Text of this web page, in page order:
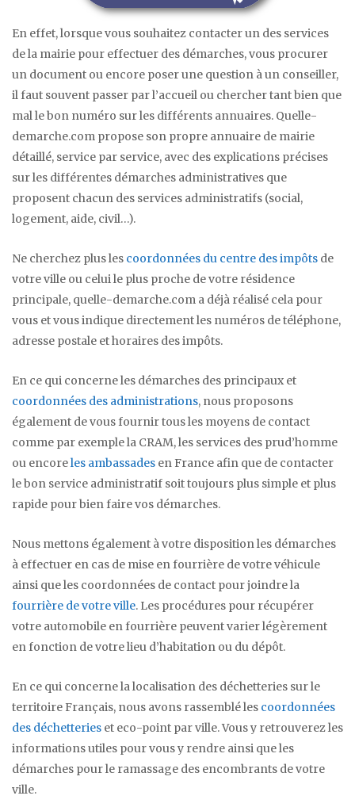
En effet, lorsque vous souhaitez contacter un des services
de la mairie pour effectuer des démarches, vous procurer
un document ou encore poser une question à un conseiller,
il faut souvent passer par l’accueil ou chercher tant bien que
mal le bon numéro sur les différents annuaires. Quelle-
demarche.com propose son propre annuaire de mairie
détaillé, service par service, avec des explications précises
sur les différentes démarches administratives que
proposent chacun des services administratifs (social,
logement, aide, civil…).
Ne cherchez plus les coordonnées du centre des impôts de
votre ville ou celui le plus proche de votre résidence
principale, quelle-demarche.com a déjà réalisé cela pour
vous et vous indique directement les numéros de téléphone,
adresse postale et horaires des impôts.
En ce qui concerne les démarches des principaux et
coordonnées des administrations, nous proposons
également de vous fournir tous les moyens de contact
comme par exemple la CRAM, les services des prud’homme
ou encoreles ambassades en France afin que de contacter
le bon service administratif soit toujours plus simple et plus
rapide pour bien faire vos démarches.
Nous mettons également à votre disposition les démarches
à effectuer en cas de mise en fourrière de votre véhicule
ainsi que les coordonnées de contact pour joindre la
fourrière de votre ville. Les procédures pour récupérer
votre automobile en fourrière peuvent varier légèrement
en fonction de votre lieu d’habitation ou du dépôt.
En ce qui concerne la localisation des déchetteries sur le
territoire Français, nous avons rassemblé les coordonnées
des déchetteries et eco-point par ville. Vous y retrouverez les
informations utiles pour vous y rendre ainsi que les
démarches pour le ramassage des encombrants de votre
ville.